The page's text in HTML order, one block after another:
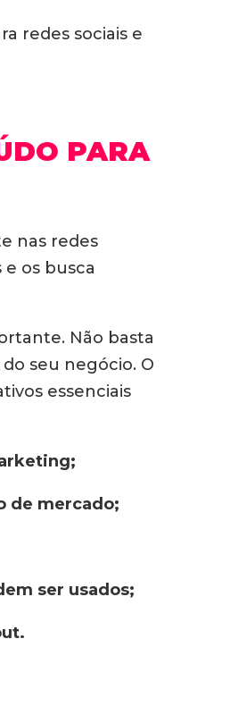
redes sociais e
PARA
nas redes
os busca
Não basta
seu negócio. O
essenciais
de mercado;
ser usados;